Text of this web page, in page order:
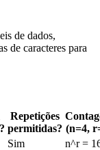
de dados,
de caracteres para
Repetições
permitidas? (n=4,
Sim n^r =